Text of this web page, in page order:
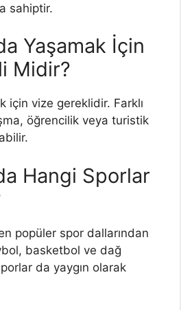
sahiptir.
Yaşamak İçin
Midir?
için vize gereklidir. Farklı
öğrencilik veya turistik
Hangi Sporlar
popüler spor dallarından
basketbol ve dağ
da yaygın olarak